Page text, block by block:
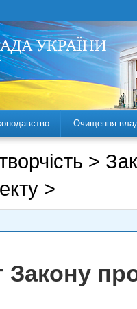
Очищення
>
>
Закону